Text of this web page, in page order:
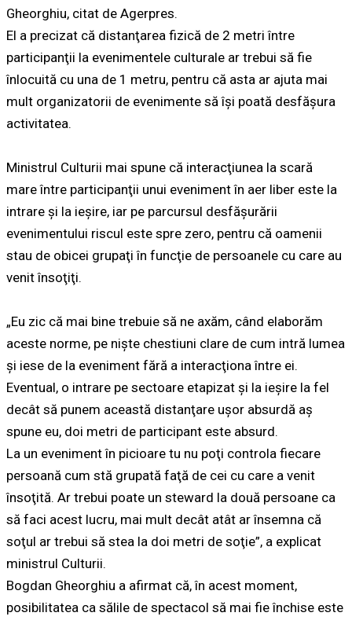
Gheorghiu, citat de Agerpres.
El a precizat că distanţarea fizică de 2 metri între
participanţii la evenimentele culturale ar trebui să fie
înlocuită cu una de 1 metru, pentru că asta ar ajuta mai
mult organizatorii de evenimente să îşi poată desfăşura
activitatea.
Ministrul Culturii mai spune că interacţiunea la scară
mare între participanţii unui eveniment în aer liber este la
intrare şi la ieşire, iar pe parcursul desfăşurării
evenimentului riscul este spre zero, pentru că oamenii
stau de obicei grupaţi în funcţie de persoanele cu care au
venit însoţiţi.
„Eu zic că mai bine trebuie să ne axăm, când elaborăm
aceste norme, pe nişte chestiuni clare de cum intră lumea
şi iese de la eveniment fără a interacţiona între ei.
Eventual, o intrare pe sectoare etapizat şi la ieşire la fel
decât să punem această distanţare uşor absurdă aş
spune eu, doi metri de participant este absurd.
La un eveniment în picioare tu nu poţi controla fiecare
persoană cum stă grupată faţă de cei cu care a venit
însoţită. Ar trebui poate un steward la două persoane ca
să faci acest lucru, mai mult decât atât ar însemna că
soţul ar trebui să stea la doi metri de soţie”, a explicat
ministrul Culturii.
Bogdan Gheorghiu a afirmat că, în acest moment,
posibilitatea ca sălile de spectacol să mai fie închise este